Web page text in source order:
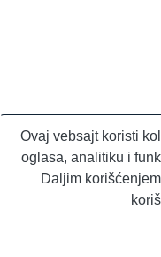
Ovaj vebsajt koristi
oglasa, analitiku i
Daljim